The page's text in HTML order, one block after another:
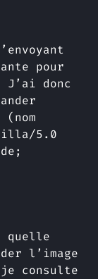
pour
J’ai donc
(nom
5.0
quelle
l’image
je consulte